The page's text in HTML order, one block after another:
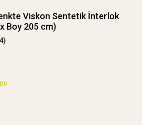
Viskon Sentetik İnterlok
Boy 205 cm)